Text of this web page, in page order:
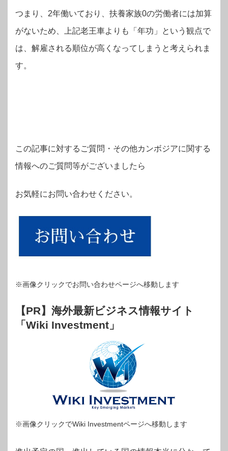
つまり、2年働いており、扶養家族0の労働者には加算
がないため、上記老王車よりも「年功」という観点で
は、解雇される順位が高くなってしまうと考えられま
す。
この記事に対するご質問・その他カンボジアに関する
情報へのご質問等がございましたら
お気軽にお問い合わせください。
※画像クリックでお問い合わせページへ移動します
【PR】海外最新ビジネス情報サイト
「Wiki Investment」
※画像クリックでWiki Investmentページへ移動します